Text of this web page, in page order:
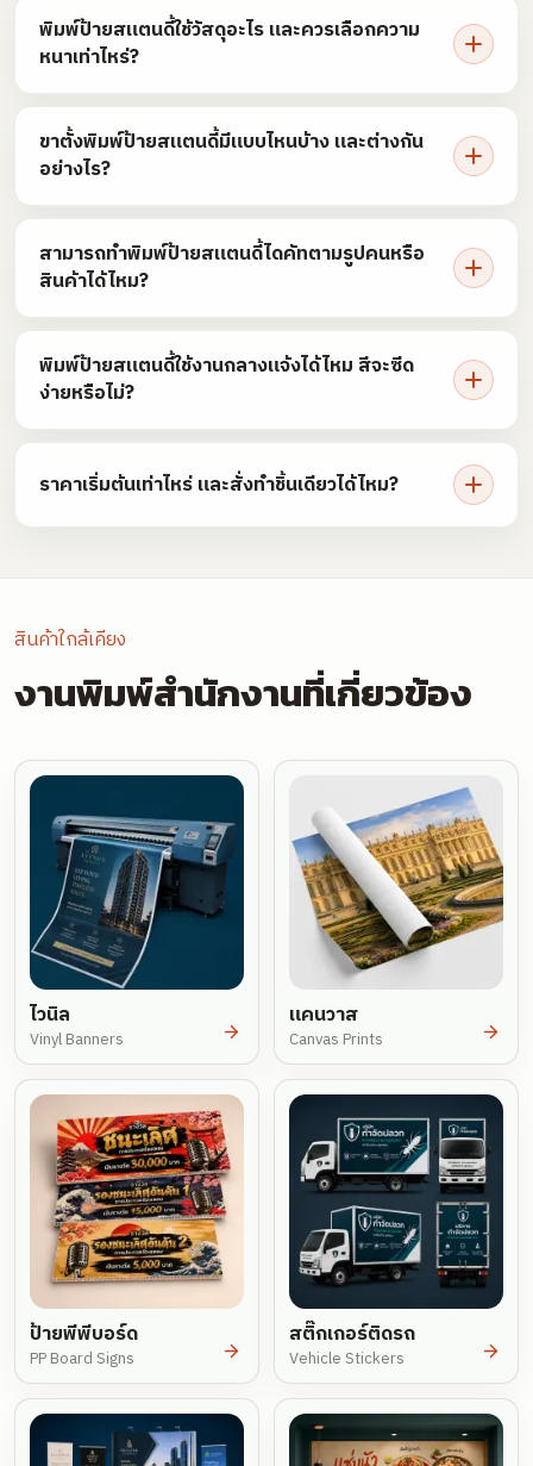
พิมพ์ป้ายสแตนดี้ใช้วัสดุอะไร และควรเลือกความ
หนาเท่าไหร่?
ขาตั้งพิมพ์ป้ายสแตนดี้มีแบบไหนบ้าง และต่างกัน
อย่างไร?
สามารถทำพิมพ์ป้ายสแตนดี้ไดคัทตามรูปคนหรือ
สินค้าได้ไหม?
พิมพ์ป้ายสแตนดี้ใช้งานกลางแจ้งได้ไหม สีจะซีด
ง่ายหรือไม่?
ราคาเริ่มต้นเท่าไหร่ และสั่งทำชิ้นเดียวได้ไหม?
สินค้าใกล้เคียง
งานพิมพ์สำนักงานที่เกี่ยวข้อง
ไวนิล
Vinyl Banners
แคนวาส
Canvas Prints
ป้ายพีพีบอร์ด
PP Board Signs
สติ๊กเกอร์ติดรถ
Vehicle Stickers